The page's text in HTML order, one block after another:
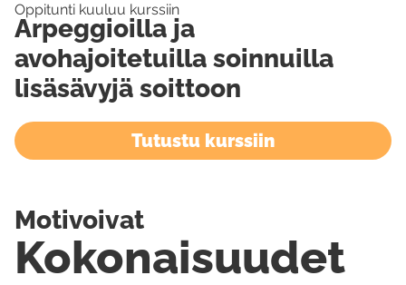
Oppitunti kuuluu kurssiin
Arpeggioilla ja
avohajoitetuilla soinnuilla
lisäsävyjä soittoon
Tutustu kurssiin
Kokonaisuudet
Motivoivat